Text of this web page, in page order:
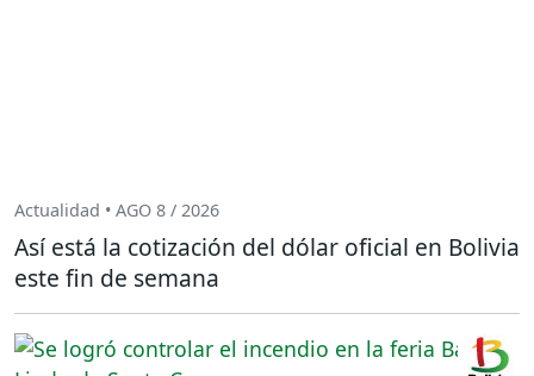
Actualidad • AGO 8 / 2026
Así está la cotización del dólar oficial en Bolivia
este fin de semana